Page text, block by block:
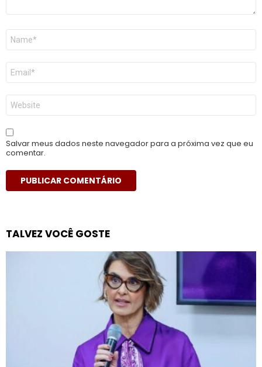
Nome
E-
mail
*
Site
Salvar meus dados neste navegador para a próxima vez que eu
comentar.
TALVEZ VOCÊ GOSTE